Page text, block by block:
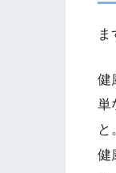
ま
健
単
と
健